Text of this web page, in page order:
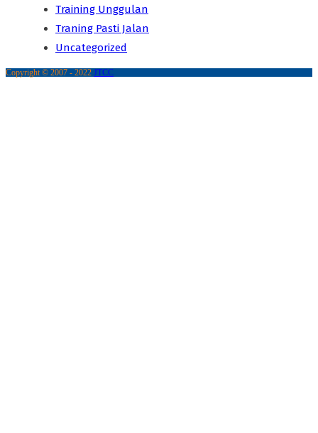
Training Unggulan
Traning Pasti Jalan
Uncategorized
Copyright © 2007 - 2022 JTCC